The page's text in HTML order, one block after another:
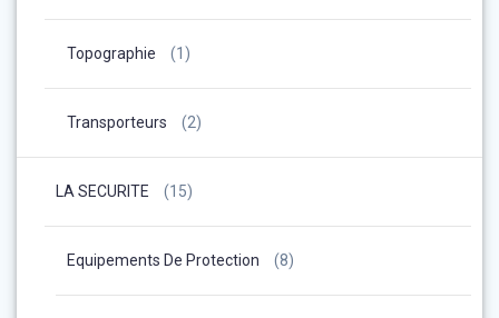
Topographie (1)
Transporteurs (2)
LA SECURITE (15)
Equipements De Protection (8)